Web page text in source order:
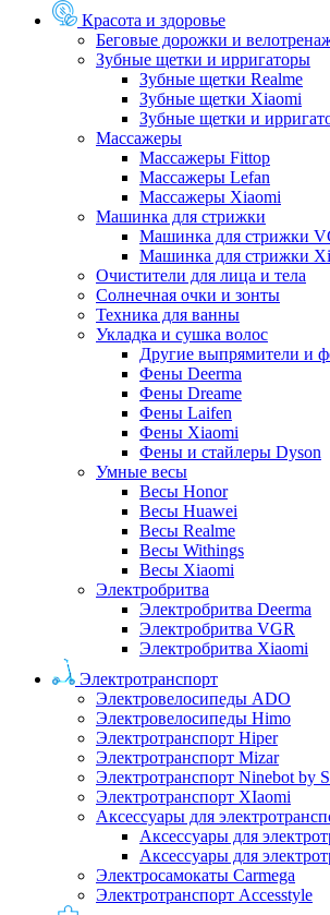
Красота и здоровье
Беговые дорожки и
Зубные щетки и ирригаторы
Зубные щетки Realme
Зубные щетки Xiaomi
Зубные щетки и
Массажеры
Массажеры Fittop
Массажеры Lefan
Массажеры Xiaomi
Машинка для стрижки
Машинка для стрижки
Машинка для стрижки
Очистители для лица и тела
Солнечная очки и зонты
Техника для ванны
Укладка и сушка волос
Другие выпрямители и
Фены Deerma
Фены Dreame
Фены Laifen
Фены Xiaomi
Фены и стайлеры Dyson
Умные весы
Весы Honor
Весы Huawei
Весы Realme
Весы Withings
Весы Xiaomi
Электробритва
Электробритва Deerma
Электробритва VGR
Электробритва Xiaomi
Электротранспорт
Электровелосипеды ADO
Электровелосипеды Himo
Электротранспорт Hiper
Электротранспорт Mizar
Электротранспорт Ninebot by
Электротранспорт XIaomi
Аксессуары для
Аксессуары для
Аксессуары для
Электросамокаты Carmega
Электротранспорт Accesstyle